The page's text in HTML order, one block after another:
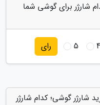
شارژر برای گوشی شما
4
5 رای
شارژر گوشی؛ کدام شارژر